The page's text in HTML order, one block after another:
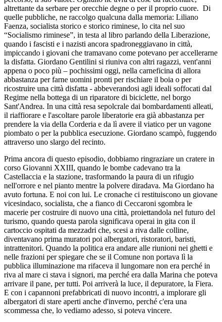
altrettante da serbare per orecchie degne o per il proprio cuore. Di
quelle pubbliche, ne raccolgo qualcuna dalla memoria: Liliano
Faenza, socialista storico e storico riminese, lo cita nel suo
“Socialismo riminese”, in testa al libro parlando della Liberazione,
quando i fascisti e i nazisti ancora spadroneggiavano in città,
impiccando i giovani che tramavano come potevano per accellerarne
la disfatta. Giordano Gentilini si riuniva con altri ragazzi, vent'anni
appena o poco più – pochissimi oggi, nella carneficina di allora
abbastanza per farne uomini pronti per rischiare il boia o per
ricostruire una città disfatta - abbeverandosi agli ideali soffocati dal
Regime nella bottega di un riparatore di biciclette, nel borgo
Sant'Andrea. In una città resa sepolcrale dai bombardamenti alleati,
il riaffiorare e l'ascoltare parole liberatorie era già abbastanza per
prendere la via della Corderia e da lì avere il viatico per un vagone
piombato o per la pubblica esecuzione. Giordano scampò, fuggendo
attraverso uno slargo del recinto.
Prima ancora di questo episodio, dobbiamo ringraziare un cratere in
corso Giovanni XXIII, quando le bombe cadevano tra la
Castellaccia e la stazione, trasformando la paura di un rifugio
nell'orrore e nel pianto mentre la polvere diradava. Ma Giordano ha
avuto fortuna. E noi con lui. Le cronache ci restituiscono un giovane
vicesindaco, socialista, che a fianco di Ceccaroni sgombra le
macerie per costruire di nuovo una città, proiettandola nel futuro del
turismo, quando questa parola significava operai in gita con il
cartoccio ospitati da mezzadri che, scesi a riva dalle colline,
diventavano prima muratori poi albergatori, ristoratori, baristi,
intrattenitori. Quando la politica era andare alle riunioni nei ghetti e
nelle frazioni per spiegare che se il Comune non portava lì la
pubblica illuminazione ma rifaceva il lungomare non era perché in
riva al mare ci stava i signori, ma perché era dalla Marina che poteva
arrivare il pane, per tutti. Poi arriverà la luce, il depuratore, la Fiera.
E con i capannoni prefabbricati di nuovo incontri, a implorare gli
albergatori di stare aperti anche d'inverno, perché c'era una
scommessa che, lo vediamo adesso, si poteva vincere.